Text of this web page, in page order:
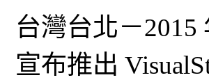
台灣台北－
宣布推出